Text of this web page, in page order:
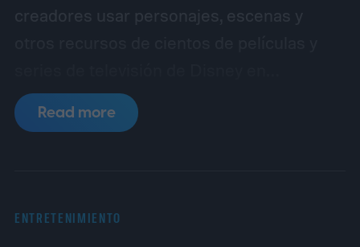
creadores usar personajes, escenas y
sus propios vídeos cortos. El catálogo
disponible abarcará la enorme colección de
Read more
ENTRETENIMIENTO